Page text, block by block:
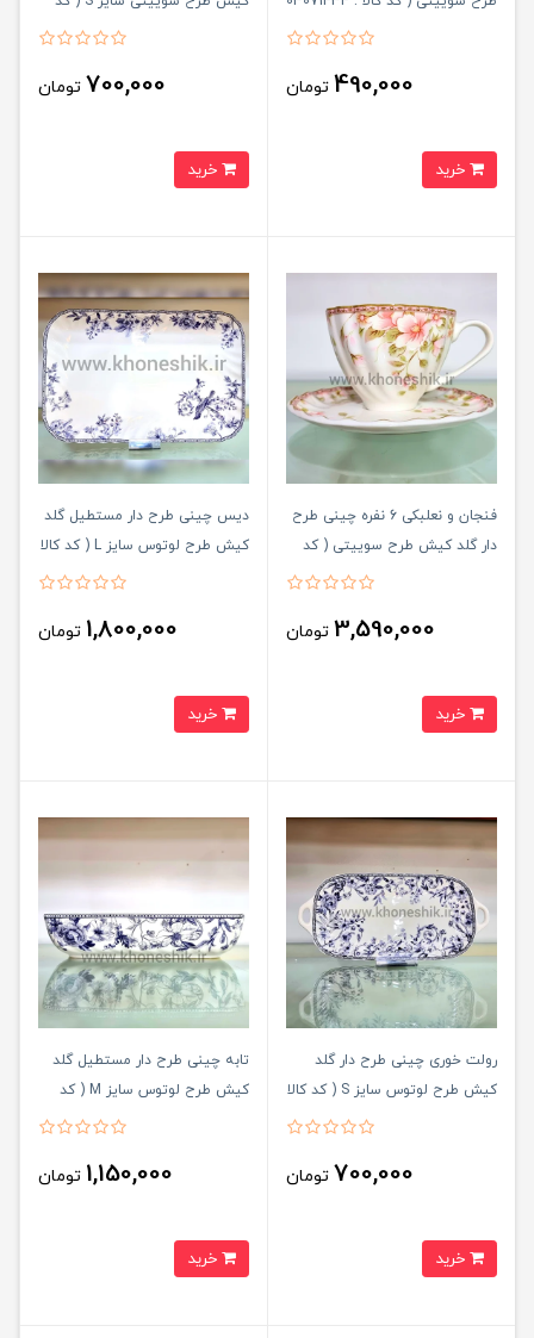
490,000 تومان 700,000 تومان
فنجان و نعلبکی 6 نفره چینی طرح
دار گلد کیش طرح سوییتی ( کد
3,590,000 تومان
دیس چینی طرح دار مستطیل گلد
کیش طرح لوتوس سایز L ( کد کالا
1,800,000 تومان
رولت خوری چینی طرح دار گلد
کیش طرح لوتوس سایز S ( کد کالا
700,000 تومان
تابه چینی طرح دار مستطیل گلد
کیش طرح لوتوس سایز M ( کد
1,150,000 تومان